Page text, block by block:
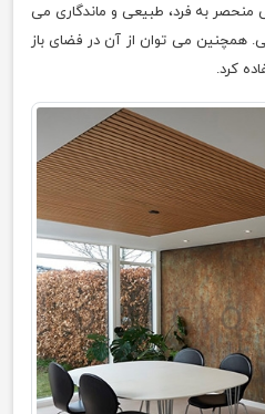
به فرد، طبیعی و ماندگاری می
همچنین می توان از آن در فضای باز
کرد.